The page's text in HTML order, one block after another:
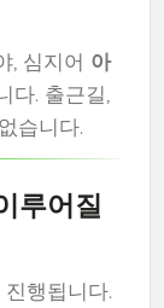
, 심지어 아
다. 출근길,
습니다.
루어질
행됩니다.